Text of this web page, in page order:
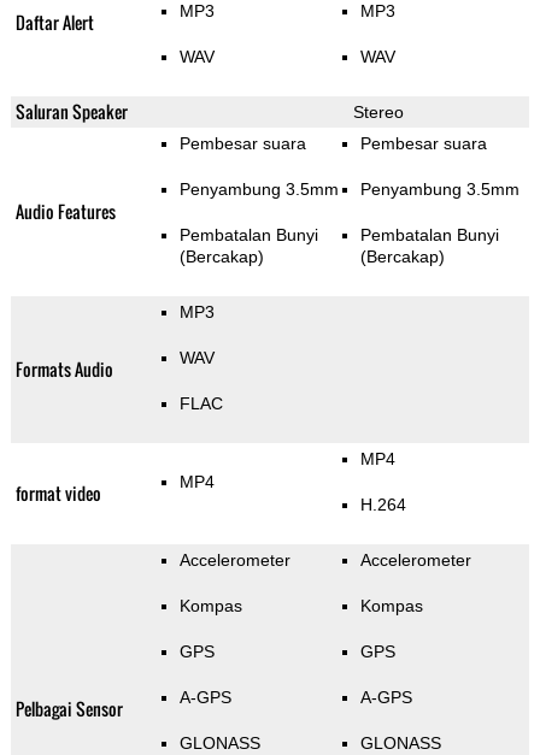
Daftar Alert MP3
WAV
MP3
WAV
Saluran Speaker Stereo
Audio Features
Pembesar suara
Penyambung 3.5mm
Pembatalan Bunyi
(Bercakap)
Pembesar suara
Penyambung 3.5mm
Pembatalan Bunyi
(Bercakap)
Formats Audio
MP3
WAV
FLAC
format video MP4
MP4
H.264
Pelbagai Sensor
Accelerometer
Kompas
GPS
A-GPS
GLONASS
Accelerometer
Kompas
GPS
A-GPS
GLONASS